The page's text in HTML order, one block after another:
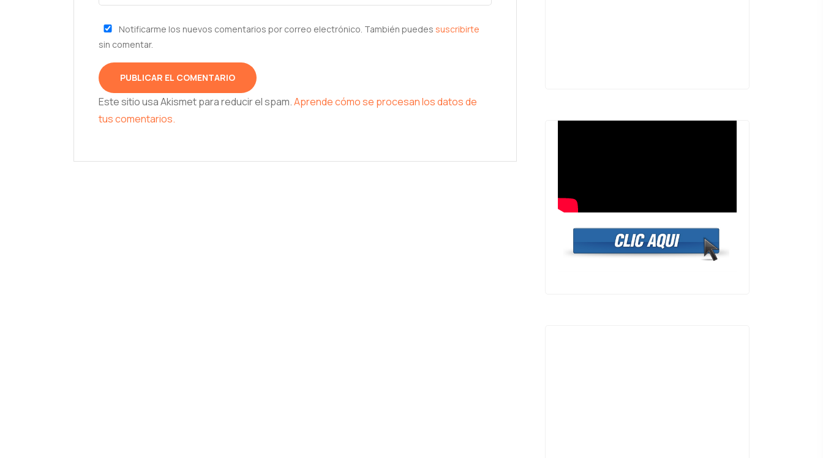
Notificarme los nuevos comentarios por correo electrónico. También puedes suscribirte
sin comentar.
Este sitio usa Akismet para reducir el spam.Aprende cómo se procesan los datos de
tus comentarios.